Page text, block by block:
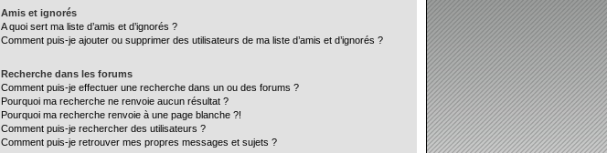
Amis et ignorés
A quoi sert ma liste d’amis et d’ignorés ?
Comment puis-je ajouter ou supprimer des utilisateurs de ma liste d’amis et d’ignorés ?
Recherche dans les forums
Comment puis-je effectuer une recherche dans un ou des forums ?
Pourquoi ma recherche ne renvoie aucun résultat ?
Pourquoi ma recherche renvoie à une page blanche ?!
Comment puis-je rechercher des utilisateurs ?
Comment puis-je retrouver mes propres messages et sujets ?